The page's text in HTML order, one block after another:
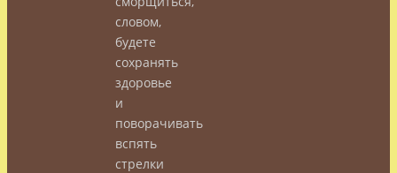
словом,
будете
сохранять
здоровье
и
поворачивать
вспять
стрелки